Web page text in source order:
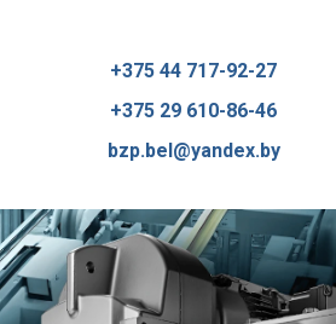
+375 44 717-92-27
+375 29 610-86-46
bzp.bel@yandex.by